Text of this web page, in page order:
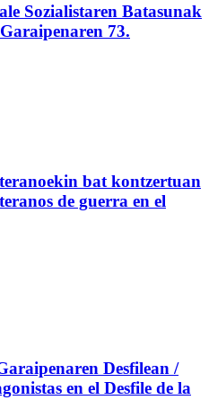
Sozialistaren Batasunak
73.
bat kontzertuan
de guerra en el
Desfilean /
en el Desfile de la